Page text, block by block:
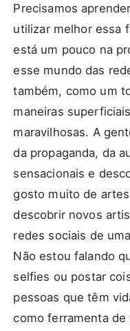
Precisamos
utilizar melhor essa
está um pouco na
esse mundo das
também, como um
maneiras
maravilhosas. A
da propaganda, da
sensacionais e
gosto muito de
descobrir novos
redes sociais de
Não estou falando
selfies ou postar
pessoas que têm
como ferramenta de